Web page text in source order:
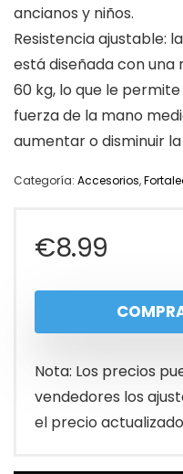
ancianos y niños.
Resistencia ajustable:
está diseñada con una
60 kg, lo que le
fuerza de la mano
aumentar o disminuir
Categoría: Accesorios,
€8.99
Nota: Los precios
vendedores los
el precio